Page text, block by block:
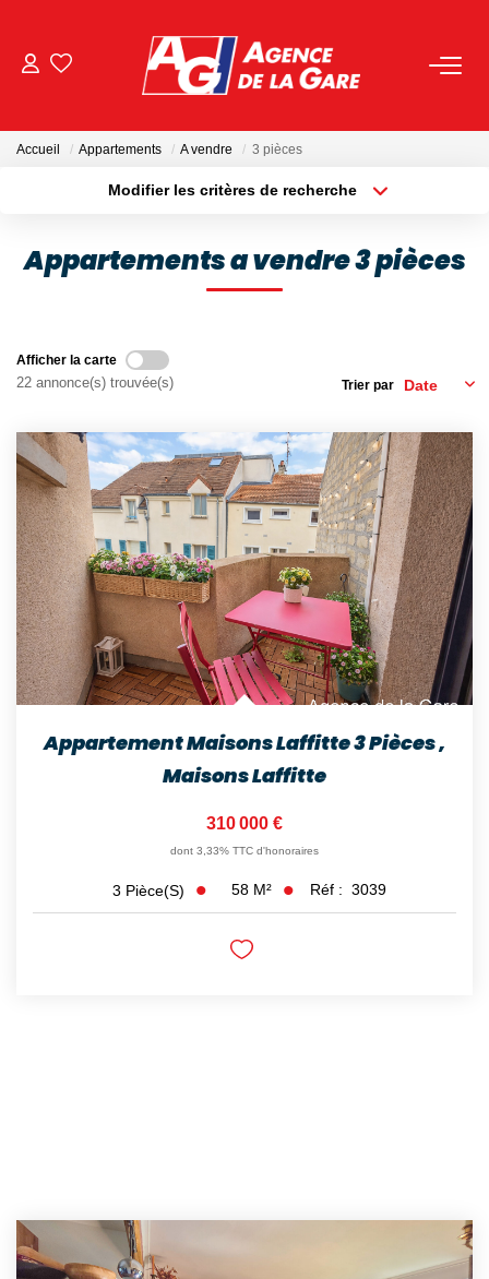
Nous Rejoindre
Nos Témoignages
Nos Actualités
NOUS CONTACTER
EN ES
Accueil Appartements A vendre 3 pièces
Modifier les critères de recherche
Surface min
Appartements a vendre 3 pièces
Afficher la carte
22 annonce(s) trouvée(s) Trier par
Appartement Maisons Laffitte 3 Pièces,
Maisons Laffitte
310 000 €
dont 3,33% TTC d'honoraires
3 Pièce(s) 58 M² Réf : 3039